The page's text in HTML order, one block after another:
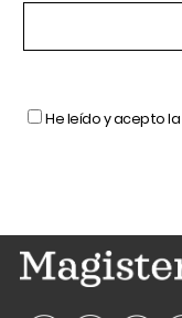
He leído y acepto la